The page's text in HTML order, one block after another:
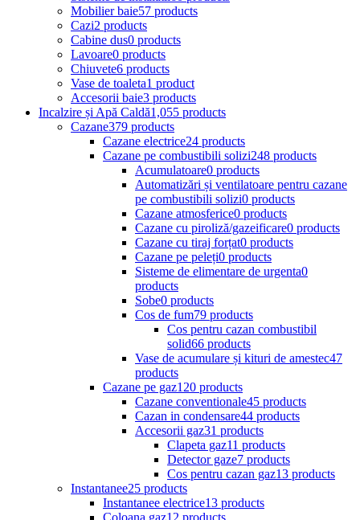
Mobilier baie57 products
Cazi2 products
Cabine dus0 products
Lavoare0 products
Chiuvete6 products
Vase de toaleta1 product
Accesorii baie3 products
Incalzire și Apă Caldă1,055 products
Cazane379 products
Cazane electrice24 products
Cazane pe combustibili solizi248 products
Acumulatoare0 products
Automatizări și ventilatoare pentru cazane
pe combustibili solizi0 products
Cazane atmosferice0 products
Cazane cu piroliză/gazeificare0 products
Cazane cu tiraj forțat0 products
Cazane pe peleți0 products
Sisteme de elimentare de urgenta0
products
Sobe0 products
Cos de fum79 products
Cos pentru cazan combustibil
solid66 products
Vase de acumulare și kituri de amestec47
products
Cazane pe gaz120 products
Cazane conventionale45 products
Cazan in condensare44 products
Accesorii gaz31 products
Clapeta gaz11 products
Detector gaze7 products
Cos pentru cazan gaz13 products
Instantanee25 products
Instantanee electrice13 products
Coloana gaz12 products